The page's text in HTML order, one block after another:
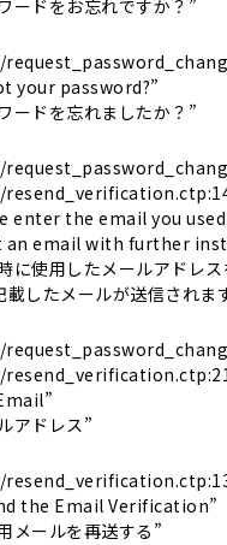
ードをお忘れですか？”
your password?”
ードを忘れましたか？”
enter the email you
an email with further
に使用したメールアドレス
載したメールが送信されま
アドレス”
the Email Verification”
メールを再送する”